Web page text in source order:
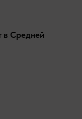
в Средней